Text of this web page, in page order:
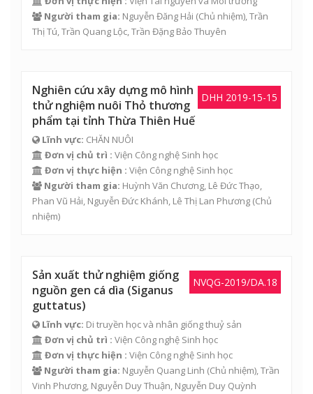
Người tham gia: Nguyễn Đăng Hải (Chủ nhiệm),Trần
Thị Tú,Trần Quang Lộc,Trần Đặng Bảo Thuyên
DHH 2019-15-15
Nghiên cứu xây dựng mô hình
thử nghiệm nuôi Thỏ thương
phẩm tại tỉnh Thừa Thiên Huế
Lĩnh vực: CHĂN NUÔI
Đơn vị chủ trì : Viện Công nghệ Sinh học
Đơn vị thực hiện : Viện Công nghệ Sinh học
Người tham gia: Huỳnh Văn Chương, Lê Đức Thạo,
Phan Vũ Hải, Nguyễn Đức Khánh, Lê Thị Lan Phương (Chủ
nhiệm)
NVQG-2019/DA.18
Sản xuất thử nghiệm giống
nguồn gen cá dìa (Siganus
guttatus)
Lĩnh vực: Di truyền học và nhân giống thuỷ sản
Đơn vị chủ trì : Viện Công nghệ Sinh học
Đơn vị thực hiện : Viện Công nghệ Sinh học
Người tham gia: Nguyễn Quang Linh (Chủ nhiệm),Trần
Vinh Phương, Nguyễn Duy Thuận, Nguyễn Duy Quỳnh